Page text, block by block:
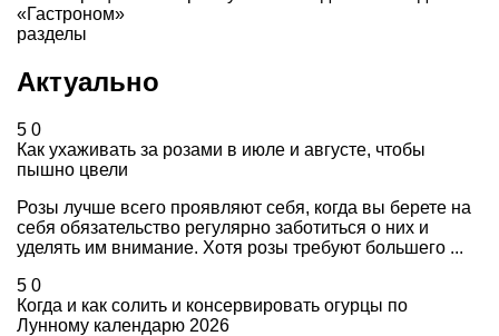
«Гастроном»
разделы
Актуально
5 0
Как ухаживать за розами в июле и августе, чтобы
пышно цвели
Розы лучше всего проявляют себя, когда вы берете на
себя обязательство регулярно заботиться о них и
уделять им внимание. Хотя розы требуют большего ...
5 0
Когда и как солить и консервировать огурцы по
Лунному календарю 2026